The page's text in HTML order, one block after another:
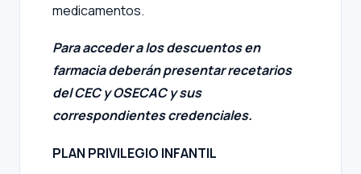
medicamentos.
Para acceder a los descuentos en
farmacia deberán presentar recetarios
del CEC y OSECAC y sus
correspondientes credenciales.
PLAN PRIVILEGIO INFANTIL